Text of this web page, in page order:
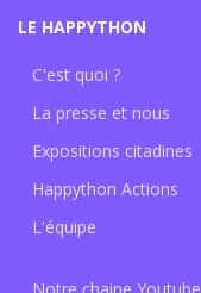
LE HAPPYTHON
C'est quoi ?
La presse et nous
Expositions citadines
Happython Actions
L'équipe